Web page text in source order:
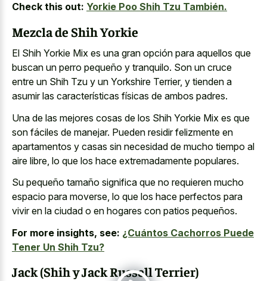
Check this out: Yorkie Poo Shih Tzu También.
Mezcla de Shih Yorkie
El Shih Yorkie Mix es una gran opción para aquellos que
buscan un perro pequeño y tranquilo. Son un cruce
entre un Shih Tzu y un Yorkshire Terrier, y tienden a
asumir las características físicas de ambos padres.
Una de las mejores cosas de los Shih Yorkie Mix es que
son fáciles de manejar. Pueden residir felizmente en
apartamentos y casas sin necesidad de mucho tiempo al
aire libre, lo que los hace extremadamente populares.
Su pequeño tamaño significa que no requieren mucho
espacio para moverse, lo que los hace perfectos para
vivir en la ciudad o en hogares con patios pequeños.
For more insights, see: ¿Cuántos Cachorros Puede
Tener Un Shih Tzu?
Jack (Shih y Jack Russell Terrier)